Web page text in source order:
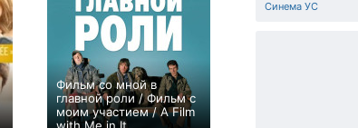
Фильм со мной в
главной роли / Фильм с
моим участием / A Film
Синема УС